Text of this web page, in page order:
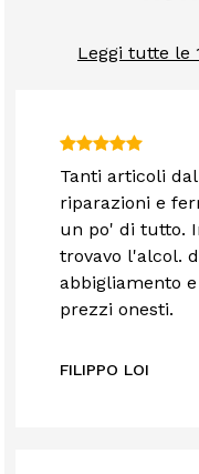
Leggi tutte le
Tanti articoli
riparazioni e
un po' di tutto.
trovavo l'alcol.
abbigliamento
prezzi onesti.
FILIPPO LOI